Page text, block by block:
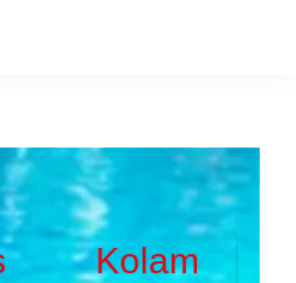
Kolam